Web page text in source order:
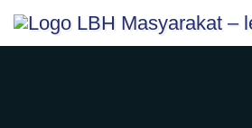
content
Skip